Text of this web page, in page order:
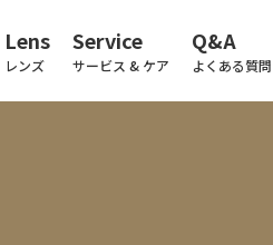
Lens
レンズ
Service
サービス & ケア
Q&A
よくある質問